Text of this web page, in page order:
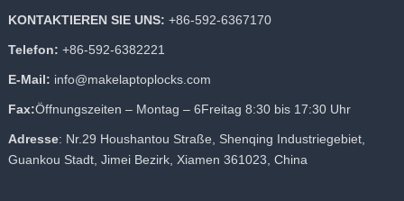
KONTAKTIEREN SIE UNS: +86-592-6367170
Telefon: +86-592-6382221
E-Mail: info@makelaptoplocks.com
Fax:Öffnungszeiten – Montag – 6Freitag 8:30 bis 17:30 Uhr
Adresse: Nr.29 Houshantou Straße, Shenqing Industriegebiet,
Guankou Stadt, Jimei Bezirk, Xiamen 361023, China